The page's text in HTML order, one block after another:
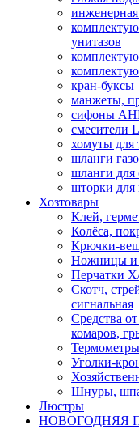
унитазов
кран-буксы
манжеты,
сифоны
смесители
хомуты для
шланги
шланги
шторки для
Хозтовары
Клей,
Колёса,
Крючки-
Ножницы и
Перчатки
Скотч,
сигнальная
Средства
комаров,
Уголки-
Шнуры,
Люстры
НОВОГОДНЯЯ